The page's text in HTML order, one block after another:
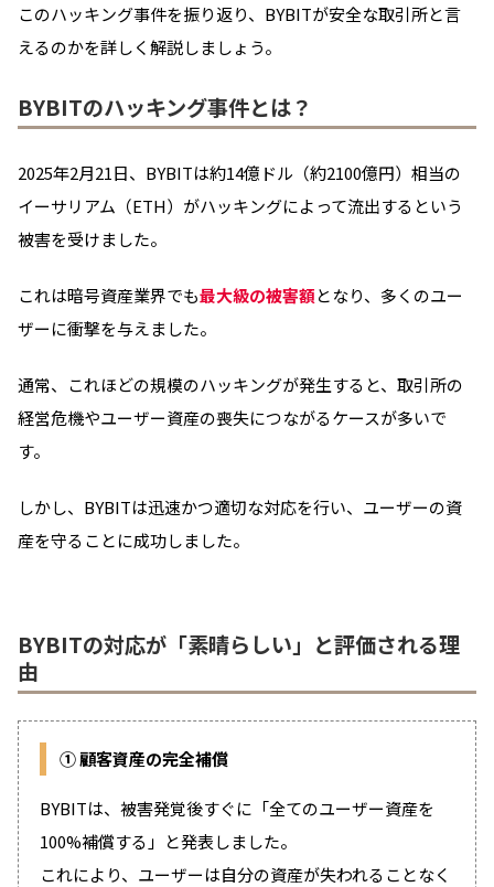
このハッキング事件を振り返り、BYBITが安全な取引所と言
えるのかを詳しく解説しましょう。
BYBITのハッキング事件とは？
2025年2月21日、BYBITは約14億ドル（約2100億円）相当の
イーサリアム（ETH）がハッキングによって流出するという
被害を受けました。
これは暗号資産業界でも最大級の被害額となり、多くのユー
ザーに衝撃を与えました。
通常、これほどの規模のハッキングが発生すると、取引所の
経営危機やユーザー資産の喪失につながるケースが多いで
す。
しかし、BYBITは迅速かつ適切な対応を行い、ユーザーの資
産を守ることに成功しました。
BYBITの対応が「素晴らしい」と評価される理
由
①顧客資産の完全補償
BYBITは、被害発覚後すぐに「全てのユーザー資産を
100%補償する」と発表しました。
これにより、ユーザーは自分の資産が失われることなく